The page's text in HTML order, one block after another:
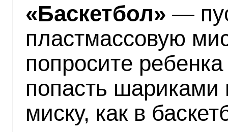
«Баскетбол» —
пластмассовую
попросите
попасть
миску, как в